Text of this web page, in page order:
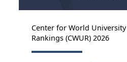
Center for World University
Rankings (CWUR) 2026